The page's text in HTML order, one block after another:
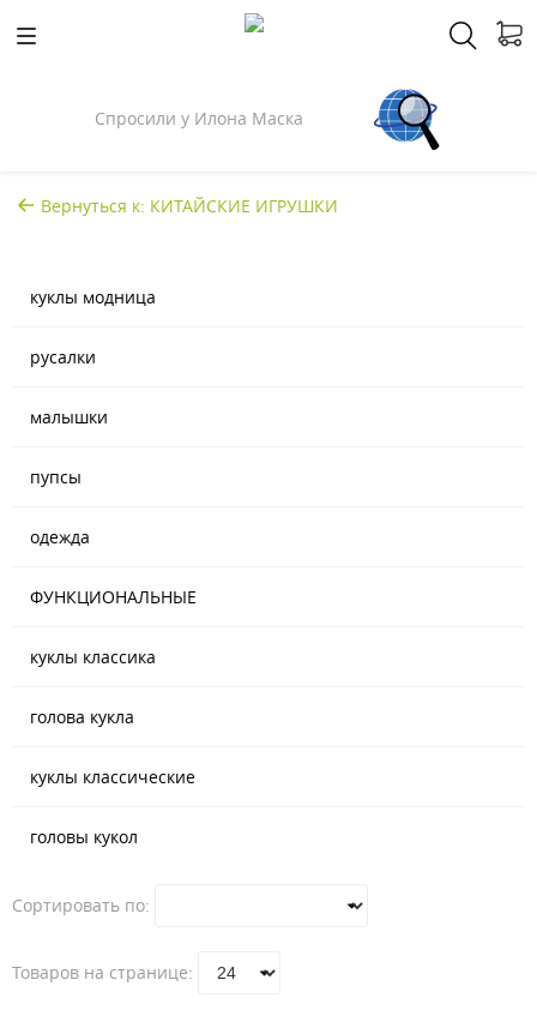
Спросили у Илона Маска
Вернуться к: КИТАЙСКИЕ ИГРУШКИ
куклы модница
русалки
малышки
пупсы
одежда
ФУНКЦИОНАЛЬНЫЕ
куклы классика
голова кукла
куклы классические
головы кукол
Сортировать по:
Товаров на странице: